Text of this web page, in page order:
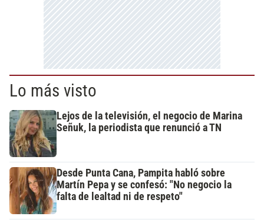
Lo más visto
Lejos de la televisión, el negocio de Marina
Señuk, la periodista que renunció a TN
Desde Punta Cana, Pampita habló sobre
Martín Pepa y se confesó: "No negocio la
falta de lealtad ni de respeto"